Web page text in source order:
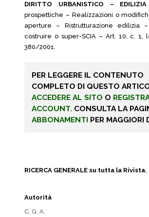
DIRITTO URBANISTICO – EDILIZIA
prospettiche – Realizzazioni o
aperture – Ristrutturazione edilizia
costruire o super-SCIA – Art. 10, c. 1,
380/2001.
PER LEGGERE IL CONTENUTO
COMPLETO DI QUESTO
ACCEDERE AL SITO O
ACCOUNT. CONSULTA LA
ABBONAMENTI PER MAGGIORI
RICERCA GENERALE su tutta la Rivista.
Autorità
C. G. A.